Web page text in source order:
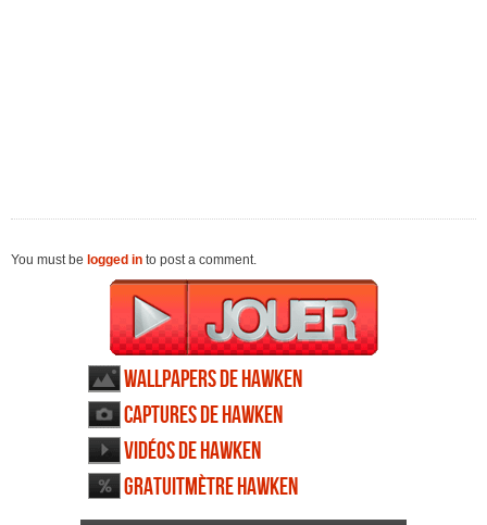
You must be logged in to post a comment.
Wallpapers de Hawken
Captures de Hawken
Vidéos de Hawken
Gratuitmètre Hawken